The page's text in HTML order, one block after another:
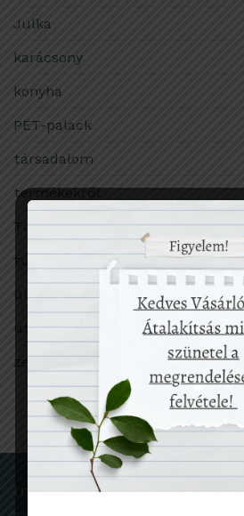
Julka
karácsony
konyha
PET-palack
társadalom
termékekről
Tudomány
túlfogyasztás
ünnep
utazás
zero waste
Információk